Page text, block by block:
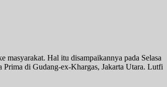
Hal itu disampaikannya pada Selasa
di Gudang-ex-Khargas, Jakarta Utara. Lutfi